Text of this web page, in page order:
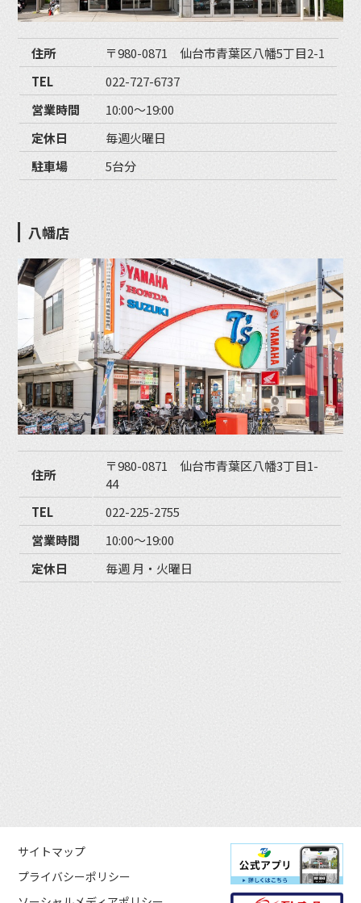
住所
〒980-0871 仙台市青葉区八幡5丁目2-1
TEL
022-727-6737
営業時間
10:00〜19:00
定休日
毎週火曜日
駐車場
5台分
八幡店
住所
〒980-0871 仙台市青葉区八幡3丁目1-
44
TEL
022-225-2755
営業時間
10:00〜19:00
定休日
毎週 月・火曜日
サイトマップ
プライバシーポリシー